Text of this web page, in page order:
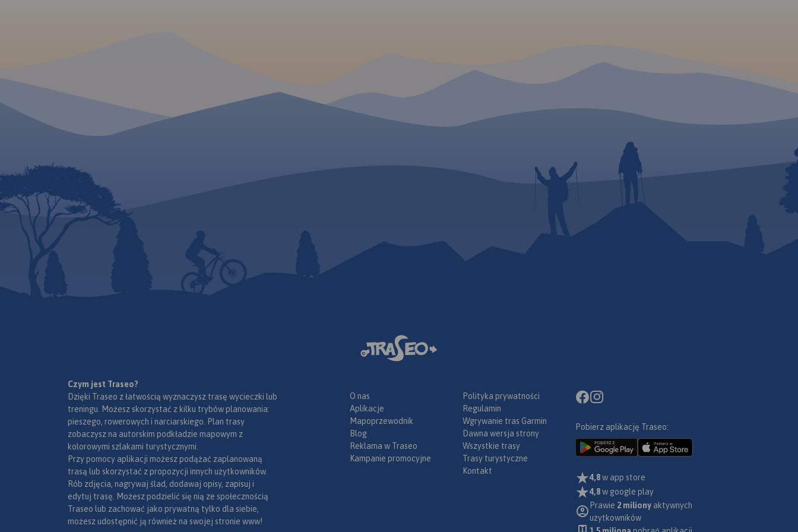
Czym jest Traseo?
Dzięki Traseo z łatwością wyznaczysz trasę wycieczki lub
treningu. Możesz skorzystać z kilku trybów planowania:
pieszego, rowerowych i narciarskiego. Plan trasy
zobaczysz na autorskim podkładzie mapowym z
kolorowymi szlakami turystycznymi.
Przy pomocy aplikacji możesz podążać zaplanowaną
trasą lub skorzystać z propozycji innych użytkowników.
Rób zdjęcia, nagrywaj ślad, dodawaj opisy, zapisuj i
edytuj trasę. Możesz podzielić się nią ze społecznością
Traseo lub zachować jako prywatną tylko dla siebie,
możesz udostępnić ją również na swojej stronie www!
O nas
Aplikacje
Mapoprzewodnik
Blog
Reklama w Traseo
Kampanie promocyjne
Polityka prywatności
Regulamin
Wgrywanie tras Garmin
Dawna wersja strony
Wszystkie trasy
Trasy turystyczne
Kontakt
Pobierz aplikację Traseo:
4,8w app store
4,8w google play
Prawie 2 miliony aktywnych
użytkowników